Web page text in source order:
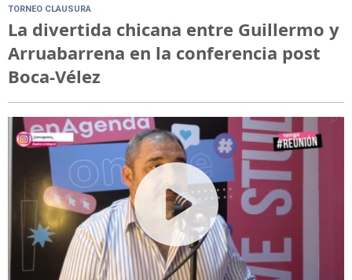
TORNEO CLAUSURA
La divertida chicana entre Guillermo y
Arruabarrena en la conferencia post
Boca-Vélez